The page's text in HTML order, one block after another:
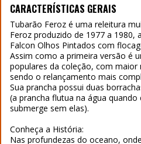
CARACTERÍSTICAS GERAIS
Tubarão Feroz é uma releitura
Feroz produzido de 1977 a 1980,
Falcon Olhos Pintados com
Assim como a primeira versão é
populares da coleção, com
sendo o relançamento mais
Sua prancha possui duas
(a prancha flutua na água
submerge sem elas).
Conheça a História:
Nas profundezas do oceano,